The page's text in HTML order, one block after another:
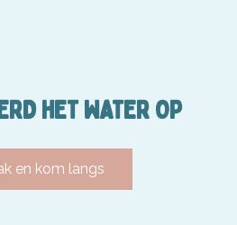
HET WATER OP
en kom langs